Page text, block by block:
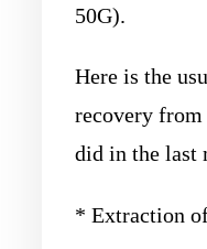
50G).
Here is the
recovery
did in the last
* Extraction